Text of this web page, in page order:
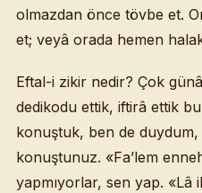
olmazdan önce tövbe et.
et; veyâ orada hemen
Eftal-i zikir nedir? Çok
dedikodu ettik, iftirâ ettik
konuştuk, ben de
konuştunuz. «Fa’lem
yapmıyorlar, sen yap. «Lâ